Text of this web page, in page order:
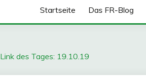
Startseite Das FR-Blog
Link des Tages: 19.10.19